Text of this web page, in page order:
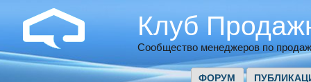
Клуб
Сообщество менеджеров по
ФОРУМ